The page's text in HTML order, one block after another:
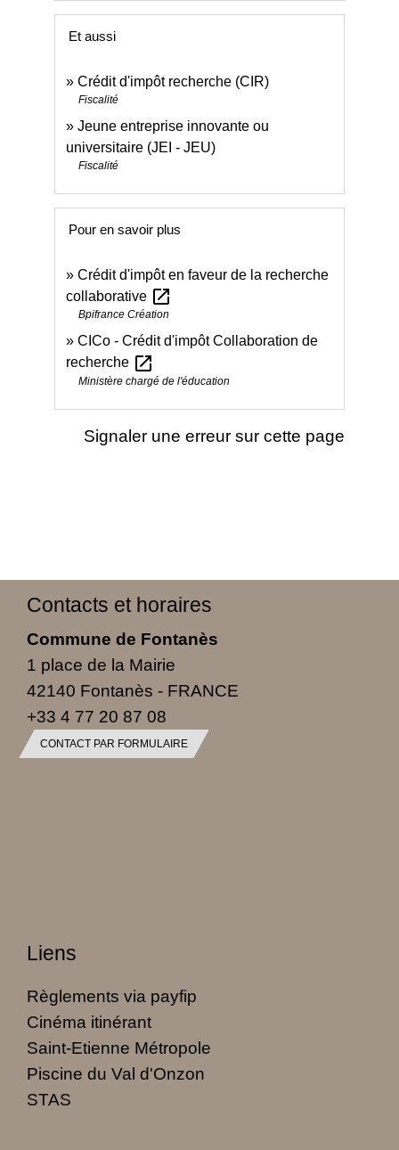
Et aussi
Crédit d'impôt recherche (CIR)
Fiscalité
Jeune entreprise innovante ou
universitaire (JEI - JEU)
Fiscalité
Pour en savoir plus
Crédit d'impôt en faveur de la recherche
collaborative open_in_new
Bpifrance Création
CICo - Crédit d'impôt Collaboration de
recherche open_in_new
Ministère chargé de l'éducation
Signaler une erreur sur cette page
Contacts et horaires
Commune de Fontanès
1 place de la Mairie
42140 Fontanès - FRANCE
+33 4 77 20 87 08
CONTACT PAR FORMULAIRE
Liens
Règlements via payfip
Cinéma itinérant
Saint-Etienne Métropole
Piscine du Val d'Onzon
STAS